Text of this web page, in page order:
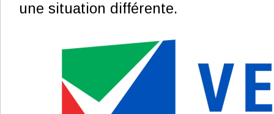
une situation différente.